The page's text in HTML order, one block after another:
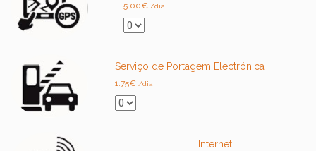
5.00€ /dia
Serviço de Portagem Electrónica
1.75€ /dia
Internet